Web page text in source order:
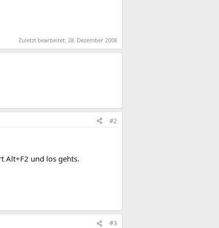
Zuletzt bearbeitet: 28. Dezember 2008
#2
Alt+F2 und los gehts.
#3